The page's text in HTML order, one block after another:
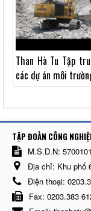
Than Hà Tu Tập
các dự án môi
TẬP ĐOÀN CÔNG
M.S.D.N:
Địa chỉ: Khu phố
Điện thoại:
Fax: 0203.383